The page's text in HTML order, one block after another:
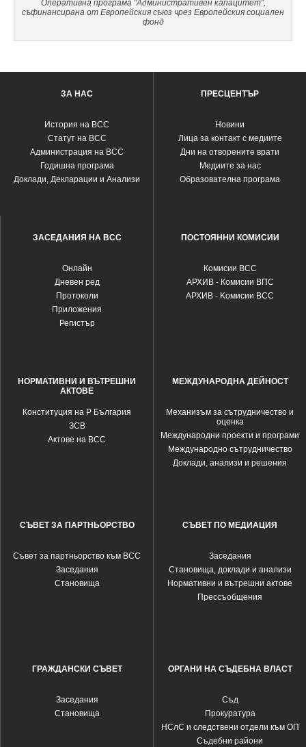
Оперативна програма "Административен капацитет",
съфинансирана от Европейския съюз чрез Европейския социален
фонд
ЗА НАС
История на ВСС
Статут на ВСС
Администрация на ВСС
Годишна програма
Доклади, Декларации и Анализи
ПРЕСЦЕНТЪР
Новини
Лица за контакт с медиите
Дни на отворените врати
Медиите за нас
Образователна програма
ЗАСЕДАНИЯ НА ВСС
Oнлайн
Дневен ред
Протоколи
Приложения
Регистър
ПОСТОЯННИ КОМИСИИ
Комисии ВСС
АРХИВ - Комисии ВПС
АРХИВ - Kомисии ВСС
НОРМАТИВНИ И ВЪТРЕШНИ
АКТОВЕ
Конституция на Р България
ЗСВ
Актове на ВСС
МЕЖДУНАРОДНА ДЕЙНОСТ
Механизъм за сътрудничество и
оценка
Международни проекти и програми
Международно сътрудничество
Доклади, анализи и решения
СЪВЕТ ЗА ПАРТНЬОРСТВО
Съвет за партньорство към ВСС
Заседания
Становища
СЪВЕТ ПО МЕДИАЦИЯ
Заседания
Становища, доклади и анализи
Нормативни и вътрешни актове
Прессъобщения
ГРАЖДАНСКИ СЪВЕТ
Заседания
Становища
ОРГАНИ НА СЪДЕБНА ВЛАСТ
Съд
Прокуратура
НСлС и следствени отдели към ОП
Съдебни райони